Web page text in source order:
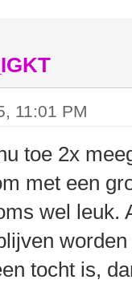
11:01 PM
toe 2x
met een
wel leuk.
tocht is,